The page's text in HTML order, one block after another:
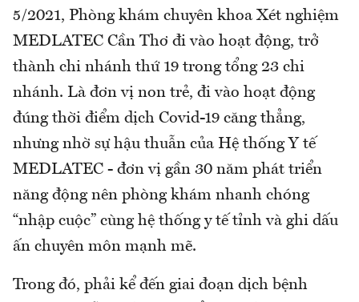
5/2021, Phòng khám chuyên khoa Xét nghiệm
MEDLATEC Cần Thơ đi vào hoạt động, trở
thành chi nhánh thứ 19 trong tổng 23 chi
nhánh. Là đơn vị non trẻ, đi vào hoạt động
đúng thời điểm dịch Covid-19 căng thẳng,
nhưng nhờ sự hậu thuẫn của Hệ thống Y tế
MEDLATEC - đơn vị gần 30 năm phát triển
năng động nên phòng khám nhanh chóng
“nhập cuộc” cùng hệ thống y tế tỉnh và ghi dấu
ấn chuyên môn mạnh mẽ.
Trong đó, phải kể đến giai đoạn dịch bệnh